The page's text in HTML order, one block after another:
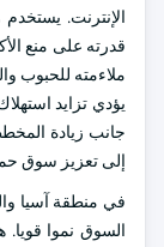
الإنترنت.
قدرته على منع
ملاءمته للحبوب
يؤدي تزايد
جانب زيادة
إلى تعزيز سوق
في منطقة آسيا
السوق نموا قويا.